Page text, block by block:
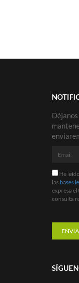
Email
He
leído
y
de
y
y
He
las bases
expresa
consulta